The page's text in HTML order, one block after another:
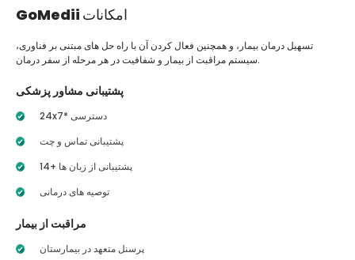
GoMedii امکانات
تسهیل درمان بیمار، و همچنین فعال کردن آن با راه حل های مبتنی بر فناوری،
سیستم مراقبت از بیمار و شفافیت در هر مرحله از سفر درمان.
پشتیبانی مشاور پزشکی
24x7* دسترسی
پشتیبانی تماس و چت
14+ پشتیبانی از زبان ها
توصیه های درمانی
مراقبت از بیمار
پرسنل متعهد در بیمارستان